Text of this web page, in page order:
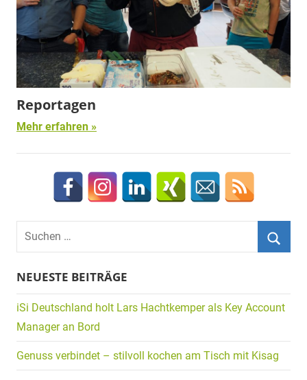
Reportagen
Mehr erfahren
Suchen
nach:
NEUESTE BEITRÄGE
iSi Deutschland holt Lars Hachtkemper als Key Account
Manager an Bord
Genuss verbindet – stilvoll kochen am Tisch mit Kisag